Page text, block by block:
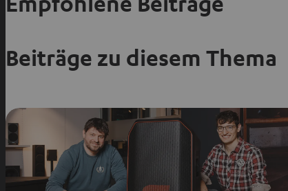
Beiträge zu diesem Thema